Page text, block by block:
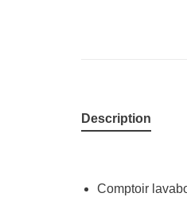
Description
Comptoir